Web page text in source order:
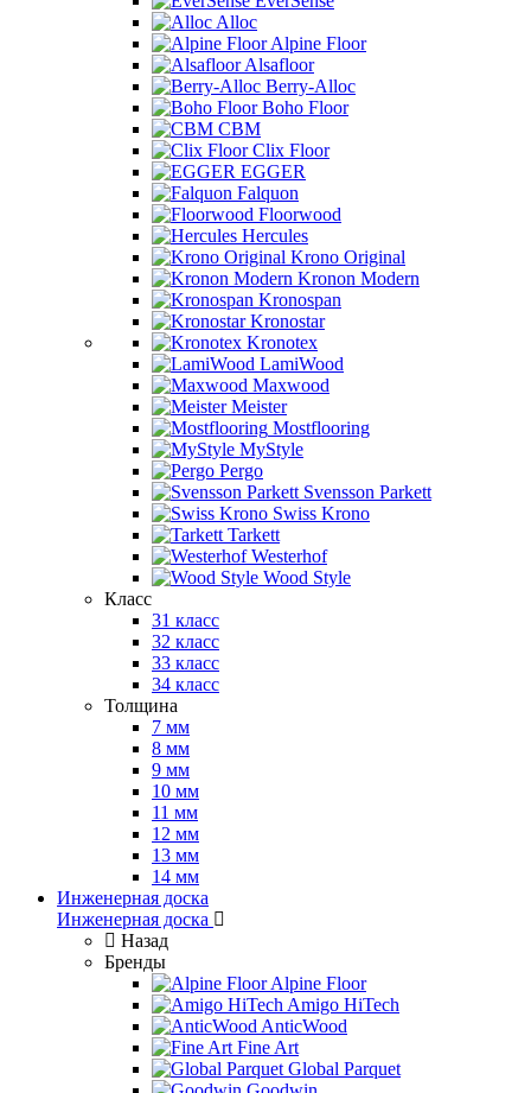
Alloc
Alpine Floor
Alsafloor
Berry-Alloc
Boho Floor
CBM
Clix Floor
EGGER
Falquon
Floorwood
Hercules
Krono Original
Kronon Modern
Kronospan
Kronostar
Kronotex
LamiWood
Maxwood
Meister
Mostflooring
MyStyle
Pergo
Svensson Parkett
Swiss Krono
Tarkett
Westerhof
Wood Style
Класс
31 класс
32 класс
33 класс
34 класс
Толщина
7 мм
8 мм
9 мм
10 мм
11 мм
12 мм
13 мм
14 мм
Инженерная доска
Инженерная доска
Назад
Бренды
Alpine Floor
Amigo HiTech
AnticWood
Fine Art
Global Parquet